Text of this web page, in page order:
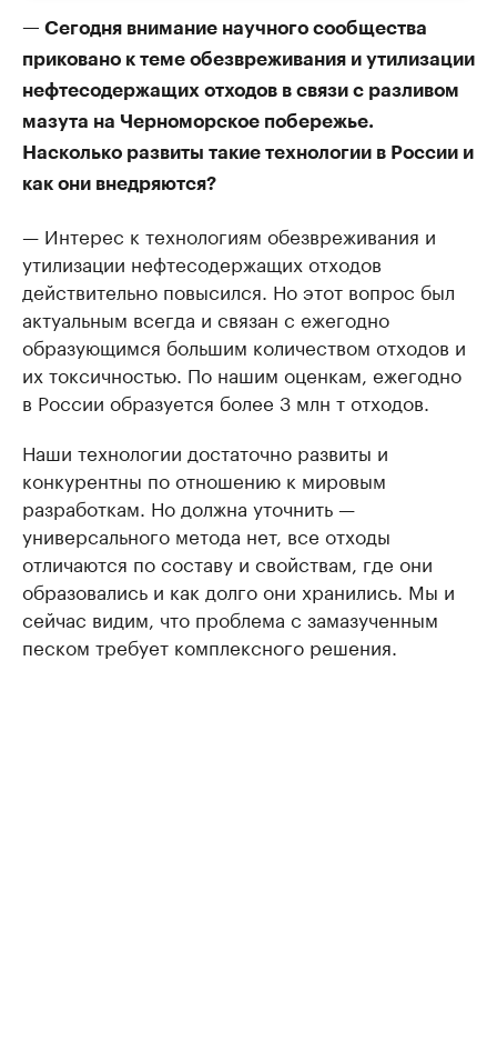
— Сегодня внимание научного сообщества
приковано к теме обезвреживания и утилизации
нефтесодержащих отходов в связи с разливом
мазута на Черноморское побережье.
Насколько развиты такие технологии в России и
как они внедряются?
— Интерес к технологиям обезвреживания и
утилизации нефтесодержащих отходов
действительно повысился. Но этот вопрос был
актуальным всегда и связан с ежегодно
образующимся большим количеством отходов и
их токсичностью. По нашим оценкам, ежегодно
в России образуется более 3 млн т отходов.
Наши технологии достаточно развиты и
конкурентны по отношению к мировым
разработкам. Но должна уточнить —
универсального метода нет, все отходы
отличаются по составу и свойствам, где они
образовались и как долго они хранились. Мы и
сейчас видим, что проблема с замазученным
песком требует комплексного решения.